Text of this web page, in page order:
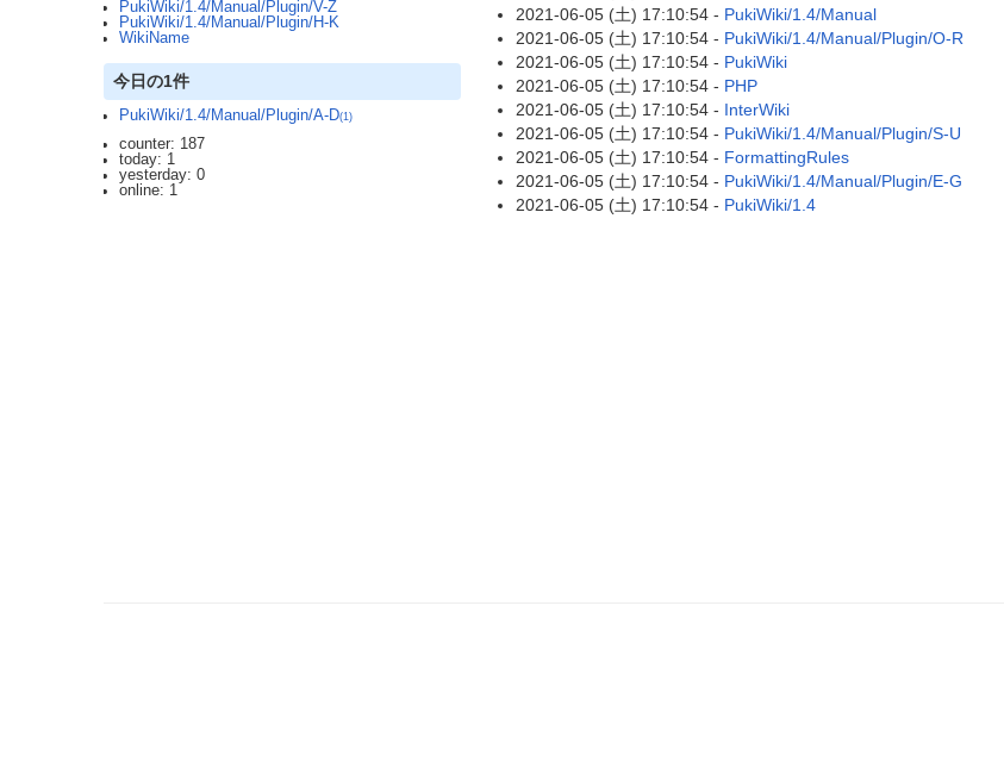
PukiWiki/1.4/Manual/Plugin/V-Z
PukiWiki/1.4/Manual/Plugin/H-K
WikiName
今日の1件
PukiWiki/1.4/Manual/Plugin/A-D(1)
counter: 187
today: 1
yesterday: 0
online: 1
2021-06-05 (土) 17:10:54 - PukiWiki/1.4/Manual
2021-06-05 (土) 17:10:54 - PukiWiki/1.4/Manual/Plugin/O-R
2021-06-05 (土) 17:10:54 - PukiWiki
2021-06-05 (土) 17:10:54 - PHP
2021-06-05 (土) 17:10:54 - InterWiki
2021-06-05 (土) 17:10:54 - PukiWiki/1.4/Manual/Plugin/S-U
2021-06-05 (土) 17:10:54 - FormattingRules
2021-06-05 (土) 17:10:54 - PukiWiki/1.4/Manual/Plugin/E-G
2021-06-05 (土) 17:10:54 - PukiWiki/1.4